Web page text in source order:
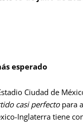
esperado
Ciudad de
casi perfectopara
Inglaterra tiene